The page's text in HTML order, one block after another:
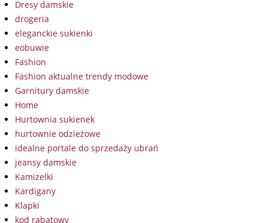
Dresy damskie
drogeria
eleganckie sukienki
eobuwie
Fashion
Fashion aktualne trendy modowe
Garnitury damskie
Home
Hurtownia sukienek
hurtownie odzieżowe
idealne portale do sprzedaży ubrań
jeansy damskie
Kamizelki
Kardigany
Klapki
kod rabatowy